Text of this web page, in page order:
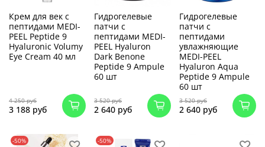
Крем для век с
пептидами MEDI-
PEEL Peptide 9
Hyaluronic Volumy
Eye Cream 40 мл
4 250 руб
3 188 руб
Гидрогелевые
патчи с
пептидами MEDI-
PEEL Hyaluron
Dark Benone
Peptide 9 Ampule
60 шт
3 520 руб
2 640 руб
Гидрогелевые
патчи с
пептидами
увлажняющие
MEDI-PEEL
Hyaluron Aqua
Peptide 9 Ampule
60 шт
3 520 руб
2 640 руб
-50% -50%